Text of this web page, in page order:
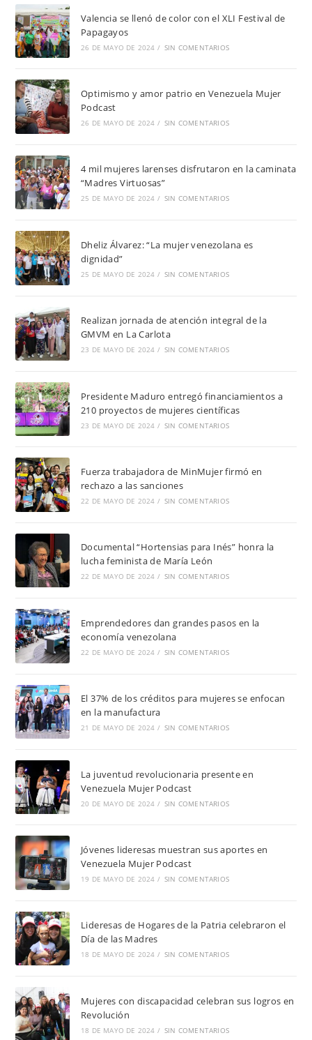
Valencia se llenó de color con el XLI Festival de
Papagayos
26 DE MAYO DE 2024 / SIN COMENTARIOS
Optimismo y amor patrio en Venezuela Mujer
Podcast
26 DE MAYO DE 2024 / SIN COMENTARIOS
4 mil mujeres larenses disfrutaron en la caminata
“Madres Virtuosas”
25 DE MAYO DE 2024 / SIN COMENTARIOS
Dheliz Álvarez: “La mujer venezolana es
dignidad”
25 DE MAYO DE 2024 / SIN COMENTARIOS
Realizan jornada de atención integral de la
GMVM en La Carlota
23 DE MAYO DE 2024 / SIN COMENTARIOS
Presidente Maduro entregó financiamientos a
210 proyectos de mujeres científicas
23 DE MAYO DE 2024 / SIN COMENTARIOS
Fuerza trabajadora de MinMujer firmó en
rechazo a las sanciones
22 DE MAYO DE 2024 / SIN COMENTARIOS
Documental “Hortensias para Inés” honra la
lucha feminista de María León
22 DE MAYO DE 2024 / SIN COMENTARIOS
Emprendedores dan grandes pasos en la
economía venezolana
22 DE MAYO DE 2024 / SIN COMENTARIOS
El 37% de los créditos para mujeres se enfocan
en la manufactura
21 DE MAYO DE 2024 / SIN COMENTARIOS
La juventud revolucionaria presente en
Venezuela Mujer Podcast
20 DE MAYO DE 2024 / SIN COMENTARIOS
Jóvenes lideresas muestran sus aportes en
Venezuela Mujer Podcast
19 DE MAYO DE 2024 / SIN COMENTARIOS
Lideresas de Hogares de la Patria celebraron el
Día de las Madres
18 DE MAYO DE 2024 / SIN COMENTARIOS
Mujeres con discapacidad celebran sus logros en
Revolución
18 DE MAYO DE 2024 / SIN COMENTARIOS